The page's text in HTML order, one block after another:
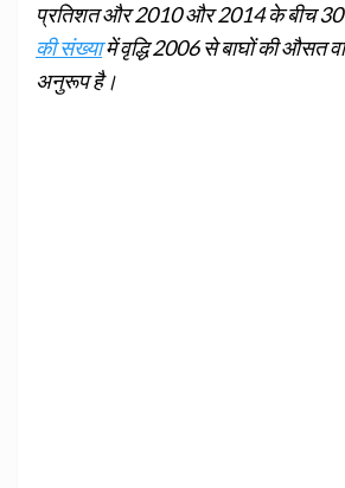
प्रतिशत और 2010 और 2014 के बीच 30
की संख्‍यामें वृद्धि 2006 से बाघों की औसत
अनुरूप है।